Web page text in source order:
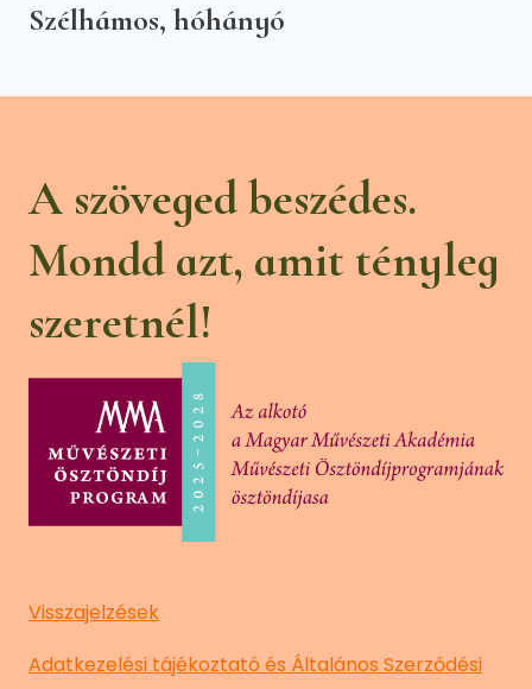
Szélhámos, hóhányó
A szöveged beszédes.
Mondd azt, amit tényleg
szeretnél!
Visszajelzések
Adatkezelési tájékoztató és Általános Szerződési